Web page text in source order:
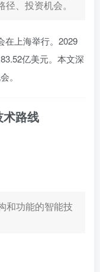
、投资机会。
在上海举行。2029
亿美元。本文深
。
路线
和功能的智能技